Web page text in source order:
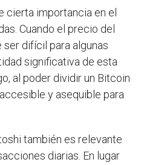
cierta importancia en el
Cuando el precio del
difícil para algunas
significativa de esta
al poder dividir un Bitcoin
y asequible para
también es relevante
diarias. En lugar